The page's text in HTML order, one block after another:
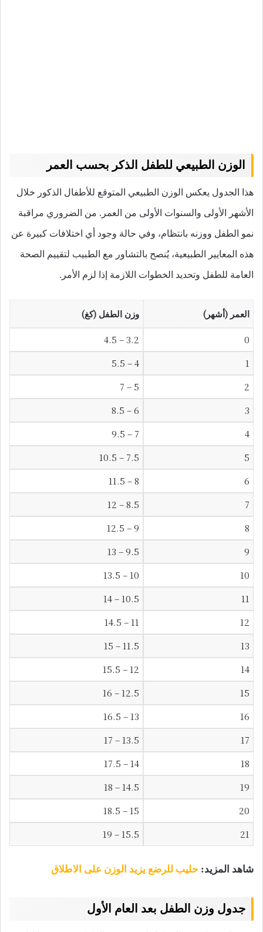
الوزن الطبيعي للطفل الذكر بحسب العمر
هذا الجدول يعكس الوزن الطبيعي المتوقع للأطفال الذكور خلال
الأشهر الأولى والسنوات الأولى من العمر. من الضروري مراقبة
نمو الطفل ووزنه بانتظام، وفي حالة وجود أي اختلافات كبيرة عن
هذه المعايير الطبيعية، يُنصح بالتشاور مع الطبيب لتقييم الصحة
العامة للطفل وتحديد الخطوات اللازمة إذا لزم الأمر.
العمر (أشهر) وزن الطفل (كغ)
0
3.2 – 4.5
1
4 – 5.5
2
5 – 7
3
6 – 8.5
4
7 – 9.5
5
7.5 – 10.5
6
8 – 11.5
7
8.5 – 12
8
9 – 12.5
9
9.5 – 13
10
10 – 13.5
11
10.5 – 14
12
11 – 14.5
13
11.5 – 15
14
12 – 15.5
15
12.5 – 16
16
13 – 16.5
17
13.5 – 17
18
14 – 17.5
19
14.5 – 18
20
15 – 18.5
21
15.5 – 19
شاهد المزيد: حليب للرضع يزيد الوزن على الاطلاق
جدول وزن الطفل بعد العام الأول